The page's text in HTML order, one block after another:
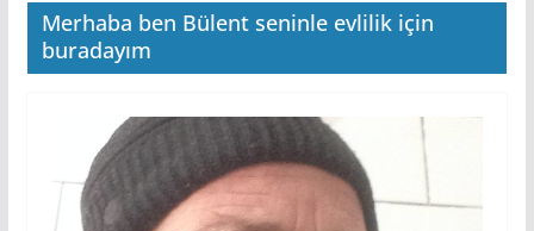
Merhaba ben Bülent seninle evlilik için
buradayım